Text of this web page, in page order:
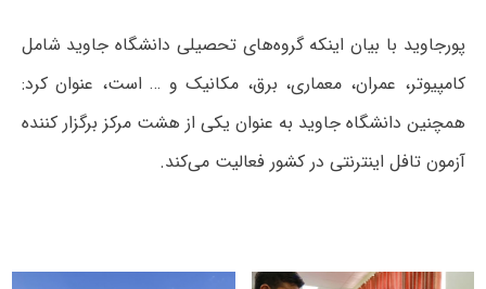
پورجاوید با بیان اینکه گروه‌های تحصیلی دانشگاه جاوید شامل
کامپیوتر، عمران، معماری، برق، مکانیک و … است، عنوان کرد:
همچنین دانشگاه جاوید به عنوان یکی از هشت مرکز برگزار کننده
آزمون تافل اینترنتی در کشور فعالیت می‌کند.